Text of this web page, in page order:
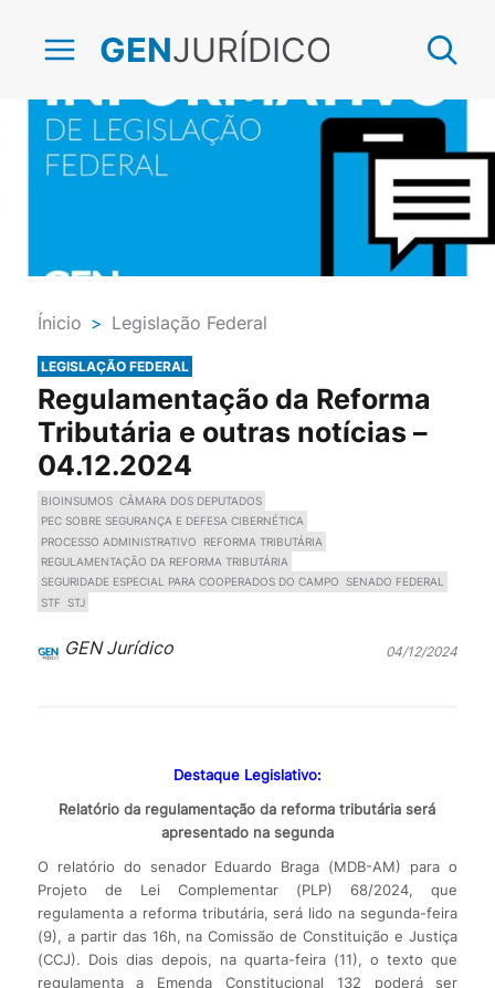
GENJURÍDICO
Ínicio > Legislação Federal
LEGISLAÇÃO FEDERAL
Regulamentação da Reforma
Tributária e outras notícias –
04.12.2024
BIOINSUMOS CÂMARA DOS DEPUTADOS
PEC SOBRE SEGURANÇA E DEFESA CIBERNÉTICA
PROCESSO ADMINISTRATIVO
REFORMA TRIBUTÁRIA
REGULAMENTAÇÃO DA REFORMA TRIBUTÁRIA
SEGURIDADE ESPECIAL PARA COOPERADOS DO CAMPO SENADO FEDERAL
STF STJ
GEN Jurídico 04/12/2024
Destaque Legislativo:
Relatório da regulamentação da reforma tributária será
apresentado na segunda
O relatório do senador Eduardo Braga (MDB-AM) para o
Projeto de Lei Complementar (PLP) 68/2024, que
regulamenta a reforma tributária, será lido na segunda-feira
(9), a partir das 16h, na Comissão de Constituição e Justiça
(CCJ). Dois dias depois, na quarta-feira (11), o texto que
regulamenta a Emenda Constitucional 132 poderá ser